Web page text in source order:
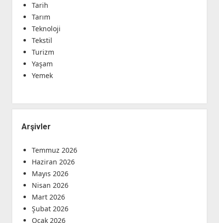
Tarih
Tarım
Teknoloji
Tekstil
Turizm
Yaşam
Yemek
Arşivler
Temmuz 2026
Haziran 2026
Mayıs 2026
Nisan 2026
Mart 2026
Şubat 2026
Ocak 2026